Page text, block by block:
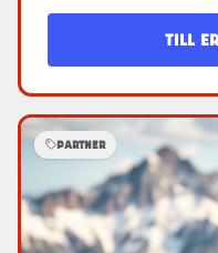
TILL
PARTNER